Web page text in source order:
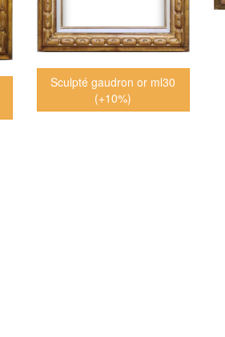
Sculpté gaudron or ml30
(+10%)